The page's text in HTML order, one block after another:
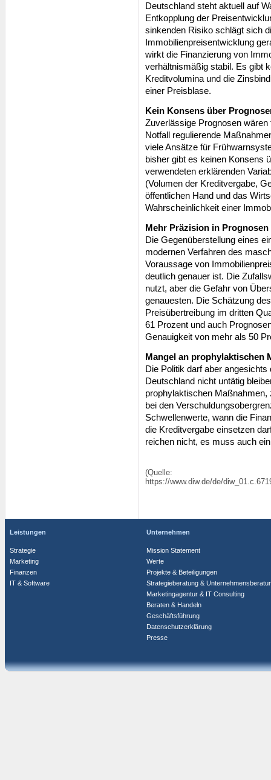
Deutschland steht aktuell auf
Entkopplung der
sinkenden Risiko schlägt sich
Immobilienpreisentwicklung
wirkt die Finanzierung von
verhältnismäßig stabil. Es gibt
Kreditvolumina und die
einer Preisblase.
Kein Konsens über
Zuverlässige Prognosen
Notfall regulierende
viele Ansätze für
bisher gibt es keinen Konsens
verwendeten erklärenden
(Volumen der Kreditvergabe,
öffentlichen Hand und das
Wahrscheinlichkeit einer
Mehr Präzision in
Die Gegenüberstellung eines
modernen Verfahren des
Voraussage von
deutlich genauer ist. Die
nutzt, aber die Gefahr von
genauesten. Die Schätzung
Preisübertreibung im dritten
61 Prozent und auch
Genauigkeit von mehr als 50
Mangel an prophylaktischen
Die Politik darf aber
Deutschland nicht untätig
prophylaktischen
bei den
Schwellenwerte, wann die
die Kreditvergabe einsetzen
reichen nicht, es muss auch
(Quelle:
https://www.diw.de/de/
Leistungen
Strategie
Marketing
Finanzen
IT & Software
Unternehmen
Mission Statement
Werte
Projekte & Beteiligungen
Strategieberatung &
Marketingagentur & IT Consulting
Beraten & Handeln
Geschäftsführung
Datenschutzerklärung
Presse